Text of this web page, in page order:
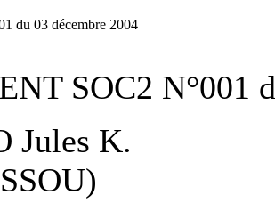
du 03 décembre 2004
SOC2 N°001
Jules K.